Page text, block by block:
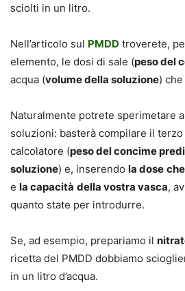
sciolti in un litro.
Nell’articolo sul PMDD troverete,
elemento, le dosi di sale (peso del
acqua (volume della soluzione)
Naturalmente potrete sperimetare
soluzioni: basterà compilare il
calcolatore (peso del concime
soluzione) e, inserendo la dose
e la capacità della vostra vasca,
quanto state per introdurre.
Se, ad esempio, prepariamo il
ricetta del PMDD dobbiamo
in un litro d’acqua.